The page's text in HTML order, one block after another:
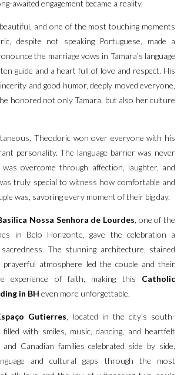
awaited engagement became a reality.
and one of the most touching moments
despite not speaking Portuguese, made a
the marriage vows in Tamara’s language
guide and a heart full of love and respect. His
and good humor, deeply moved everyone,
honored not only Tamara, but also her culture
Theodoric won over everyone with his
personality. The language barrier was never
overcome through affection, laughter, and
truly special to witness how comfortable and
was, savoring every moment of their big day.
Nossa Senhora de Lourdes, one of the
in Belo Horizonte, gave the celebration a
The stunning architecture, stained
prayerful atmosphere led the couple and their
experience of faith, making this Catholic
in BH even more unforgettable.
Gutierres, located in the city’s south-
with smiles, music, dancing, and heartfelt
Canadian families celebrated side by side,
and cultural gaps through the most